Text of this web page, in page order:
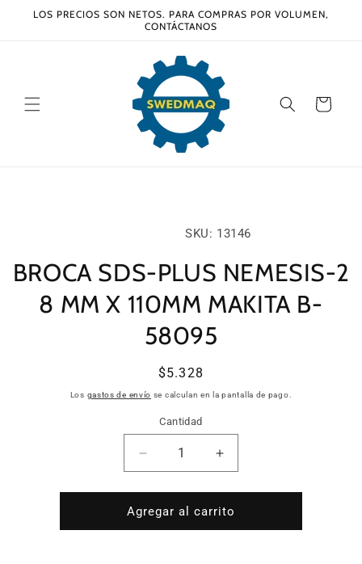
directamente
LOS PRECIOS SON NETOS. PARA COMPRAS POR VOLUMEN,
CONTÁCTANOS
Carrito
SKU: 13146
BROCA SDS-PLUS NEMESIS-2
8 MM X 110MM MAKITA B-
58095
Precio
habitual
$5.328
Los gastos de envío se calculan en la pantalla de pago.
Cantidad
Cantidad
Reducir
cantidad
para
BROCA
SDS-
Aumentar
cantidad
para
BROCA
SDS-
Agregar al carrito